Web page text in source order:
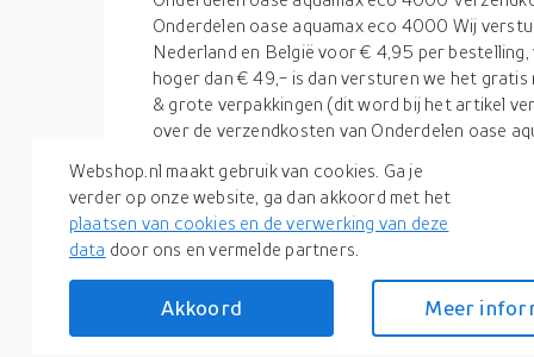
Onderdelen oase aquamax eco 4000 Wij
Nederland en België voor € 4,95 per
hoger dan € 49,- is dan versturen we het
& grote verpakkingen (dit word bij het artikel
over de verzendkosten van Onderdelen oase
levertijd). Wij streven een snelle levertijd na, dit
Onderdelen oase aquamax eco 4000 op
nog dezelfde dag. Echter kan het zijn dat een
4000 besteld moet worden, dit heeft dan vaak
dagen. Uiteraard doen wij altijd ons uiterste
mogelijk bij je thuis te krijgen. Wilt u zeker zijn
voordat u de bestelling plaatst naar de
Webshop.nl maakt gebruik van cookies. Ga je
verder op onze website, ga dan akkoord met het
plaatsen van cookies en de verwerking van deze
data door ons en vermelde partners.
Akkoord Meer